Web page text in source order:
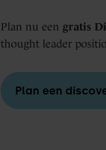
Plan nu een gratis
thought leader
Plan een